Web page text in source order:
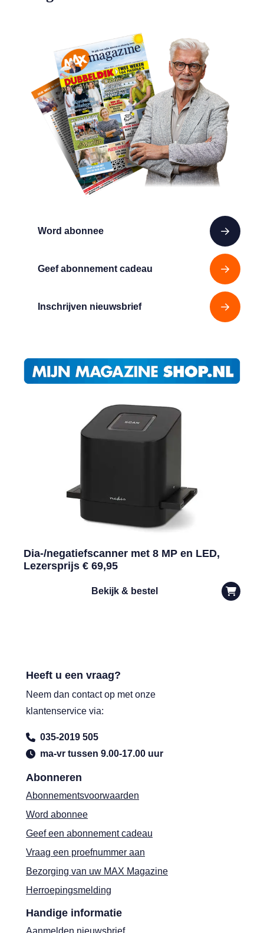
Word abonnee
Geef abonnement cadeau
Inschrijven nieuwsbrief
Dia-/negatiefscanner met 8 MP en LED,
Lezersprijs € 69,95
Bekijk & bestel
Abonneren
Abonnementsvoorwaarden
Word abonnee
Geef een abonnement cadeau
Vraag een proefnummer aan
Bezorging van uw MAX Magazine
Herroepingsmelding
Handige informatie
Aanmelden nieuwsbrief
Heeft u een vraag?
Neem dan contact op met onze
klantenservice via:
035-2019 505
ma-vr tussen 9.00-17.00 uur